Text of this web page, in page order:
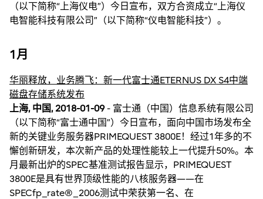
（以下简称“上海仪电”）今日宣布，双方合资成立“上海仪
电智能科技有限公司”（以下简称“仪电智能科技”）。
1月
华丽释放，业务腾飞：新一代富士通ETERNUS DX S4中端
磁盘存储系统发布
上海, 中国, 2018-01-09- 富士通（中国）信息系统有限公司
（以下简称“富士通中国”）今日宣布，面向中国市场发布全
新的关键业务服务器PRIMEQUEST 3800E！经过1年多的不
懈创新研发，本次新产品的处理性能较上一代提升50%。本
月最新出炉的SPEC基准测试报告显示，PRIMEQUEST
3800E是具有世界顶级性能的八核服务器——在
SPECfp_rate®_2006测试中荣获第一名、在